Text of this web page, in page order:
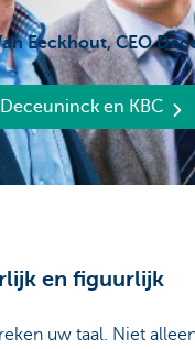
Eeckhout, CEO
Deceuninck en KBC
en figuurlijk
uw taal. Niet